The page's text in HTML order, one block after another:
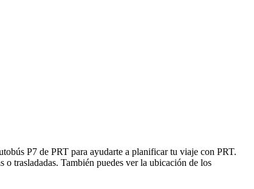
P7 de PRT para ayudarte a planificar tu viaje con PRT.
o trasladadas. También puedes ver la ubicación de los